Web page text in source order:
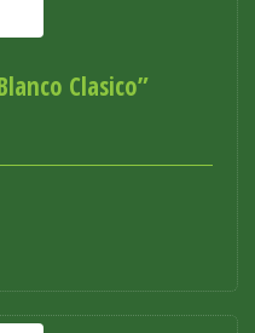
Clasico”